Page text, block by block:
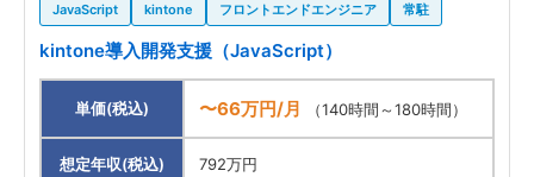
JavaScript kintone フロントエンドエンジニア 常駐
kintone導入開発支援（JavaScript）
単価(税込) 〜66万円/月 （140時間～180時間）
想定年収(税込) 792万円